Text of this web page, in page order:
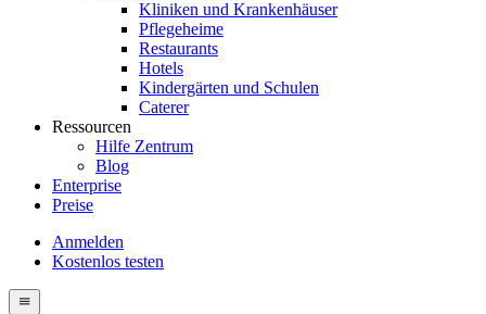
Kliniken und Krankenhäuser
Pflegeheime
Restaurants
Hotels
Kindergärten und Schulen
Caterer
Ressourcen
Hilfe Zentrum
Blog
Enterprise
Preise
Menutech
navigation
Anmelden
Kostenlos testen
menu